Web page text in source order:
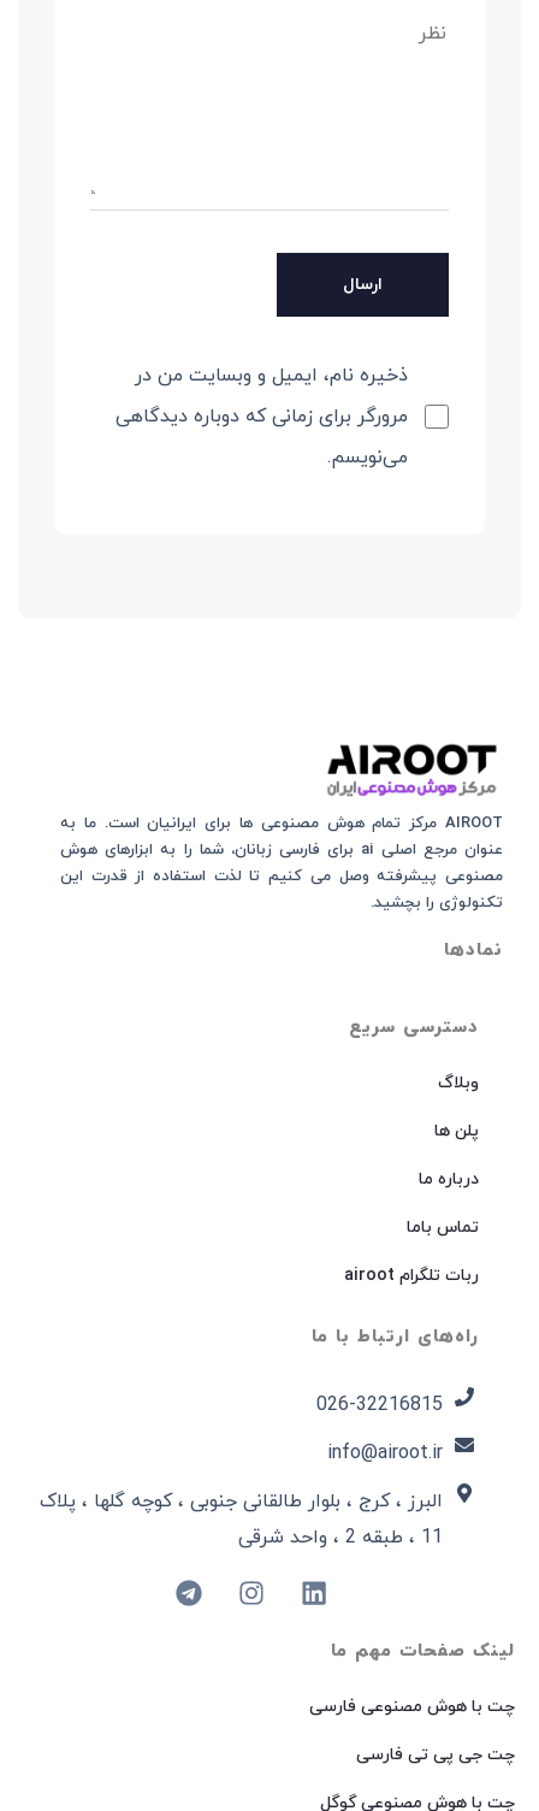
ذخیره نام، ایمیل و وبسایت من در
مرورگر برای زمانی که دوباره دیدگاهی
می‌نویسم.
لینک صفحات مهم ما
چت با هوش مصنوعی فارسی
چت جی پی تی فارسی
چت با هوش مصنوعی گوگل
دسترسی سریع
وبلاگ
پلن ها
درباره ما
تماس باما
ربات تلگرام airoot
راه‌های ارتباط با ما
026-32216815​
info@airoot.ir
البرز ، کرج ، بلوار طالقانی جنوبی ، کوچه گلها ، پلاک
11 ، طبقه 2 ، واحد شرقی
AIROOT مرکز تمام هوش مصنوعی‌‌‌ ها برای ایرانیان است. ما به
عنوان مرجع اصلی ai برای فارسی زبانان، شما را به ابزارهای هوش
مصنوعی پیشرفته وصل می کنیم تا لذت استفاده از قدرت این
تکنولوژی را بچشید.
نمادها